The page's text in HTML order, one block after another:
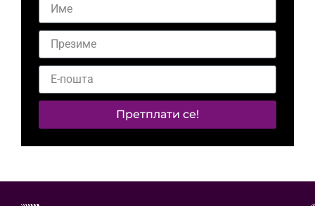
Претплати се!